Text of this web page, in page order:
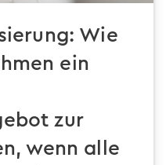
Wie
ein
zur
wenn alle